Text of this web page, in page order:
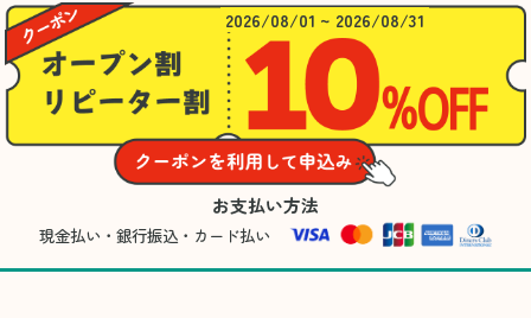
2026/08/01 ~ 2026/08/31
お支払い方法
現金払い・銀行振込・カード払い